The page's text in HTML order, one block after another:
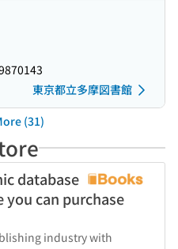
東京都立多摩図書館
(31)
database
you can purchase
industry with